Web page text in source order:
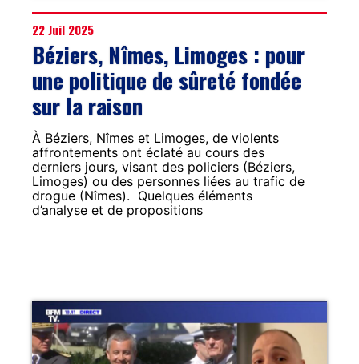
22 Juil 2025
Béziers, Nîmes, Limoges : pour
une politique de sûreté fondée
sur la raison
À Béziers, Nîmes et Limoges, de violents
affrontements ont éclaté au cours des
derniers jours, visant des policiers (Béziers,
Limoges) ou des personnes liées au trafic de
drogue (Nîmes). Quelques éléments
d’analyse et de propositions